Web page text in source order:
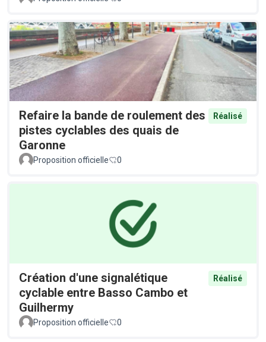
Refaire la bande de roulement des
pistes cyclables des quais de
Garonne
Réalisé
Proposition officielle 0
Création d'une signalétique
cyclable entre Basso Cambo et
Guilhermy
Réalisé
Proposition officielle 0